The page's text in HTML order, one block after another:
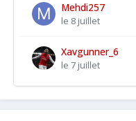
Mehdi257
le 8 juillet
Xavgunner_6
le 7 juillet